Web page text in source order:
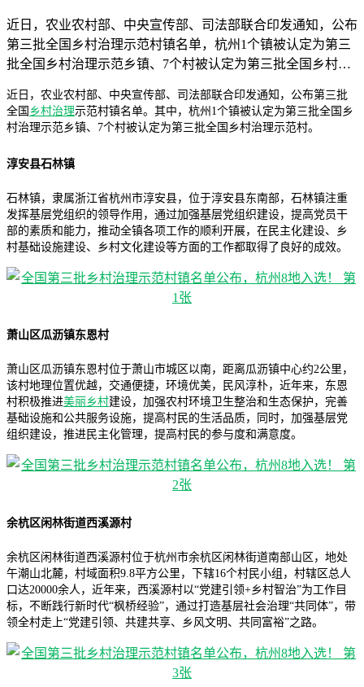
近日，农业农村部、中央宣传部、司法部联合印发通知，公布
第三批全国乡村治理示范村镇名单，杭州1个镇被认定为第三
批全国乡村治理示范乡镇、7个村被认定为第三批全国乡村…
近日，农业农村部、中央宣传部、司法部联合印发通知，公布第三批
全国 乡村治理示范村镇名单。其中，杭州1个镇被认定为第三批全国乡
村治理示范乡镇、7个村被认定为第三批全国乡村治理示范村。
淳安县石林镇
石林镇，隶属浙江省杭州市淳安县，位于淳安县东南部，石林镇注重
发挥基层党组织的领导作用，通过加强基层党组织建设，提高党员干
部的素质和能力，推动全镇各项工作的顺利开展，在民主化建设、乡
村基础设施建设、乡村文化建设等方面的工作都取得了良好的成效。
萧山区瓜沥镇东恩村
萧山区瓜沥镇东恩村位于萧山市城区以南，距离瓜沥镇中心约2公里，
该村地理位置优越，交通便捷，环境优美，民风淳朴，近年来，东恩
村积极推进美丽乡村建设，加强农村环境卫生整治和生态保护，完善
基础设施和公共服务设施，提高村民的生活品质，同时，加强基层党
组织建设，推进民主化管理，提高村民的参与度和满意度。
余杭区闲林街道西溪源村
余杭区闲林街道西溪源村位于杭州市余杭区闲林街道南部山区，地处
午潮山北麓，村域面积9.8平方公里，下辖16个村民小组，村辖区总人
口达20000余人，近年来，西溪源村以“党建引领+乡村智治”为工作目
标，不断践行新时代“枫桥经验”，通过打造基层社会治理“共同体”，带
领全村走上“党建引领、共建共享、乡风文明、共同富裕”之路。